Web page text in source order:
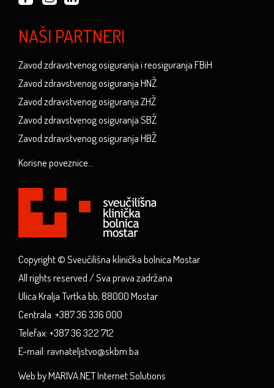
NAŠI PARTNERI
Zavod zdravstvenog osiguranja i reosiguranja FBiH
Zavod zdravstvenog osiguranja HNŽ
Zavod zdravstvenog osiguranja ZHŽ
Zavod zdravstvenog osiguranja SBŽ
Zavod zdravstvenog osiguranja HBŽ
Korisne poveznice...
Copyright © Sveučilišna klinička bolnica Mostar
All rights reserved / Sva prava zadržana
Ulica Kralja Tvrtka bb, 88000 Mostar
Centrala: +387 36 336 000
Telefax: +387 36 322 712
E-mail: ravnateljstvo@skbm.ba
Web by MARIVA.NET Internet Solutions